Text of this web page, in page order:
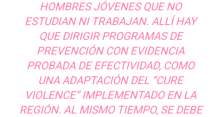
HOMBRES JÓVENES QUE NO
ESTUDIAN NI TRABAJAN. ALLÍ HAY
QUE DIRIGIR PROGRAMAS DE
PREVENCIÓN CON EVIDENCIA
PROBADA DE EFECTIVIDAD, COMO
UNA ADAPTACIÓN DEL “CURE
VIOLENCE” IMPLEMENTADO EN LA
REGIÓN. AL MISMO TIEMPO, SE DEBE